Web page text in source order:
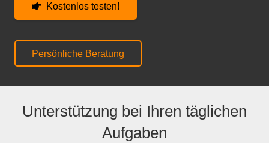
Kostenlos testen!
Persönliche Beratung
Unterstützung bei Ihren täglichen
Aufgaben